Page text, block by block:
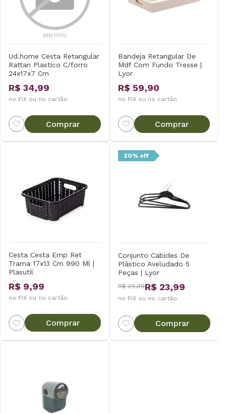
Ud.home Cesta Retangular
Rattan Plastico C/forro
24x17x7 Cm
R$ 34,99
no PIX ou no cartão
Comprar
Bandeja Retangular De
Mdf Com Fundo Tresse |
Lyor
R$ 59,90
no PIX ou no cartão
Comprar
Cesta Cesta Emp Ret
Trama 17x13 Cm 990 Ml |
Plasutil
R$ 9,99
no PIX ou no cartão
Comprar
20% off
Conjunto Cabides De
Plástico Aveludado 5
Peças | Lyor
R$ 29,99R$ 23,99
no PIX ou no cartão
Comprar